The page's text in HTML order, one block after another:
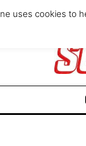
uses cookies to